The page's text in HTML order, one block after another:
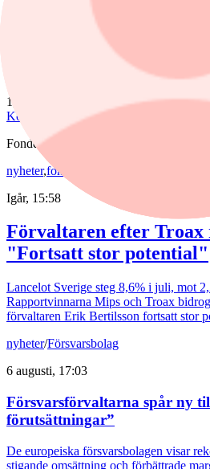
1,99%
Köp
Fonder
nyheter,fonder
Igår, 15:58
Förvaltaren efter Troax
"Fortsatt stor potential"
Lancelot Sverige steg 8,6% i juli, mot
Rapportvinnarna Mips och Troax
förvaltaren Erik Bertilsson fortsatt stor
nyheter/Försvarsbolag
6 augusti, 17:03
Försvarsförvaltarna spår ny
förutsättningar”
De europeiska försvarsbolagen visar
stigande omsättning och förbättrade